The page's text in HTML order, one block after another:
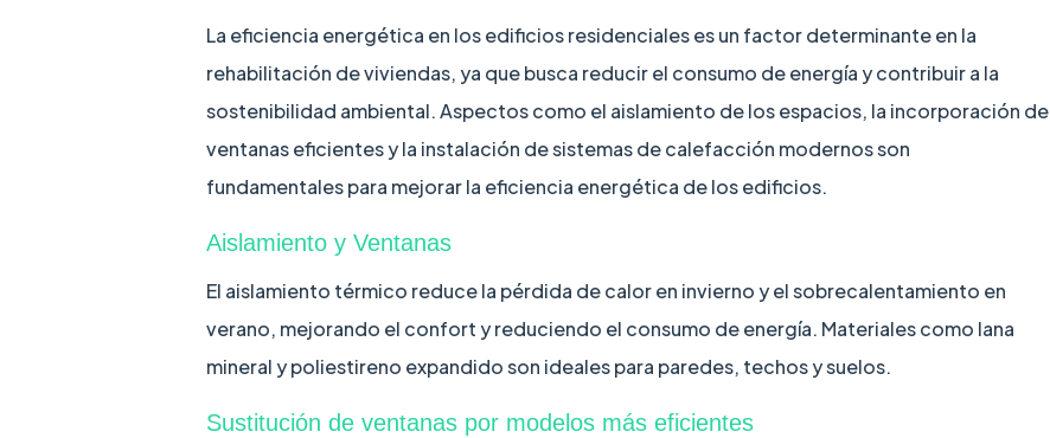
La eficiencia energética en los edificios residenciales es un factor determinante en la
rehabilitación de viviendas, ya que busca reducir el consumo de energía y contribuir a la
sostenibilidad ambiental. Aspectos como el aislamiento de los espacios, la incorporación de
ventanas eficientes y la instalación de sistemas de calefacción modernos son
fundamentales para mejorar la eficiencia energética de los edificios.
Aislamiento y Ventanas
El aislamiento térmico reduce la pérdida de calor en invierno y el sobrecalentamiento en
verano, mejorando el confort y reduciendo el consumo de energía. Materiales como lana
mineral y poliestireno expandido son ideales para paredes, techos y suelos.
Sustitución de ventanas por modelos más eficientes